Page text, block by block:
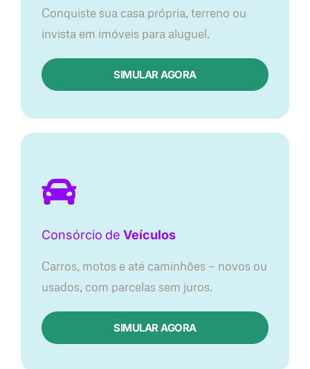
Conquiste sua casa própria, terreno ou
invista em imóveis para aluguel.
SIMULAR AGORA​
Consórcio de Veículos
Carros, motos e até caminhões — novos ou
usados, com parcelas sem juros.
SIMULAR AGORA